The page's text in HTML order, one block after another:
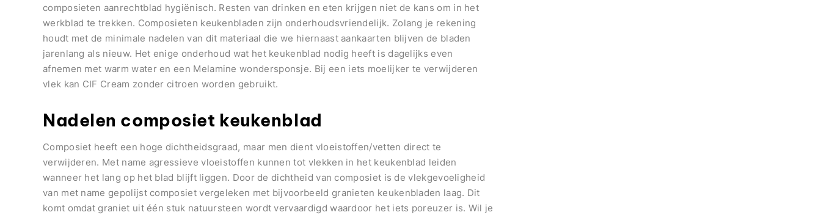
composieten aanrechtblad hygiënisch. Resten van drinken en eten krijgen niet de kans om in het
werkblad te trekken. Composieten keukenbladen zijn onderhoudsvriendelijk. Zolang je rekening
houdt met de minimale nadelen van dit materiaal die we hiernaast aankaarten blijven de bladen
jarenlang als nieuw. Het enige onderhoud wat het keukenblad nodig heeft is dagelijks even
afnemen met warm water en een Melamine wondersponsje. Bij een iets moelijker te verwijderen
vlek kan CIF Cream zonder citroen worden gebruikt.
Nadelen composiet keukenblad
Composiet heeft een hoge dichtheidsgraad, maar men dient vloeistoffen/vetten direct te
verwijderen. Met name agressieve vloeistoffen kunnen tot vlekken in het keukenblad leiden
wanneer het lang op het blad blijft liggen. Door de dichtheid van composiet is de vlekgevoeligheid
van met name gepolijst composiet vergeleken met bijvoorbeeld granieten keukenbladen laag. Dit
komt omdat graniet uit één stuk natuursteen wordt vervaardigd waardoor het iets poreuzer is. Wil je